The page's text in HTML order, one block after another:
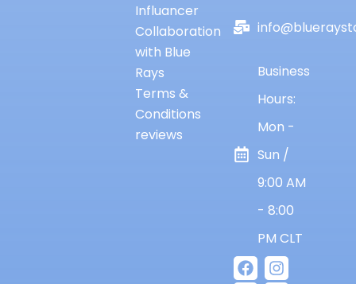
Influancer
Collaboration
with Blue
Rays
Terms &
Conditions
reviews
Business
Hours:
Mon -
Sun /
9:00 AM
- 8:00
PM CLT